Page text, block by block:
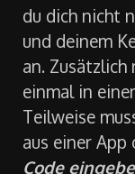
Bei der Zwei-
du dich nicht
und deinem
an.
einmal in
Teilweise
aus einer App